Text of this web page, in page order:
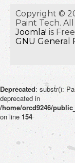
Copyright ©
Paint Tech.
Joomla! is
GNU General
Deprecated: substr():
deprecated in
/home/orcd9246/
on line 154